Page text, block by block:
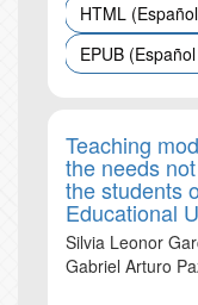
HTML
EPUB
Teaching
the needs
the students
Educational
Silvia Leonor
Gabriel Arturo